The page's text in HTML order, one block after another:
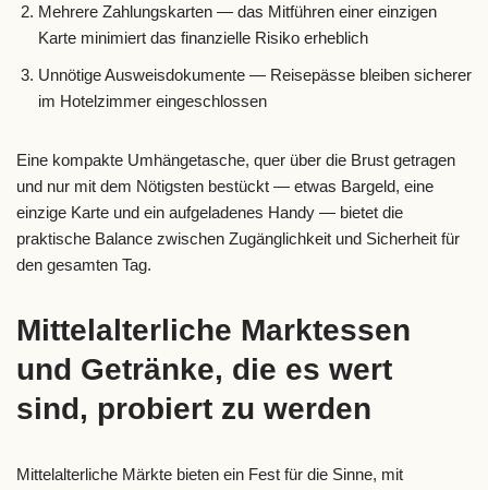
Mehrere Zahlungskarten — das Mitführen einer einzigen
Karte minimiert das finanzielle Risiko erheblich
Unnötige Ausweisdokumente — Reisepässe bleiben sicherer
im Hotelzimmer eingeschlossen
Eine kompakte Umhängetasche, quer über die Brust getragen
und nur mit dem Nötigsten bestückt — etwas Bargeld, eine
einzige Karte und ein aufgeladenes Handy — bietet die
praktische Balance zwischen Zugänglichkeit und Sicherheit für
den gesamten Tag.
Mittelalterliche Marktessen
und Getränke, die es wert
sind, probiert zu werden
Mittelalterliche Märkte bieten ein Fest für die Sinne, mit